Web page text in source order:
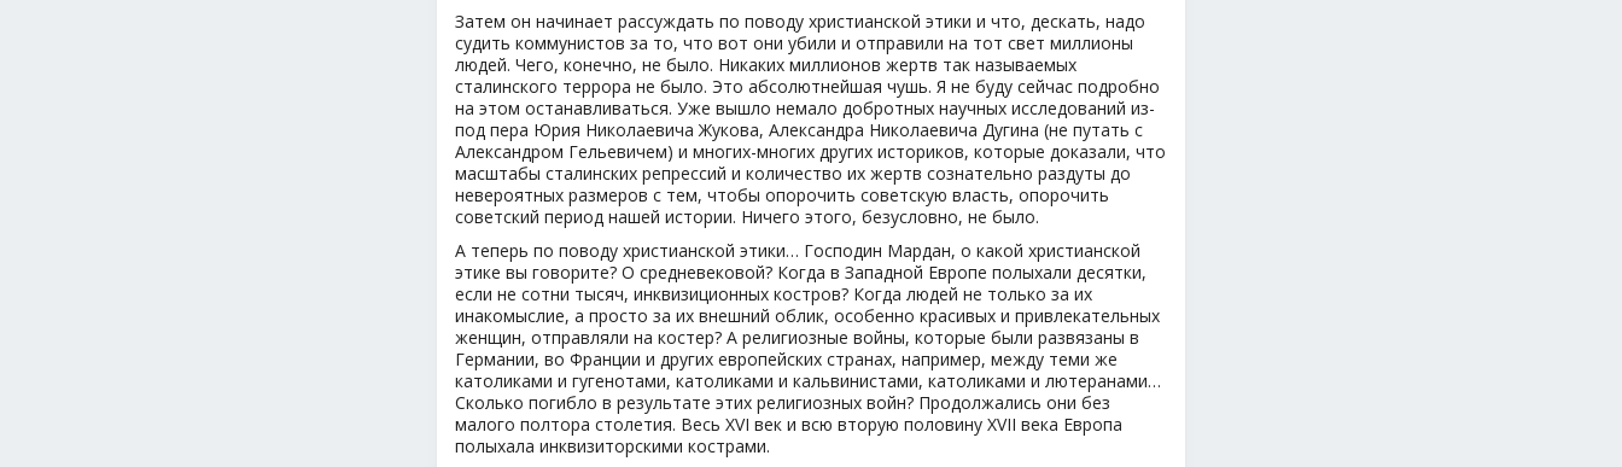
Затем он начинает рассуждать по поводу христианской этики и что, дескать, надо
судить коммунистов за то, что вот они убили и отправили на тот свет миллионы
людей. Чего, конечно, не было. Никаких миллионов жертв так называемых
сталинского террора не было. Это абсолютнейшая чушь. Я не буду сейчас подробно
на этом останавливаться. Уже вышло немало добротных научных исследований из-
под пера Юрия Николаевича Жукова, Александра Николаевича Дугина (не путать с
Александром Гельевичем) и многих-многих других историков, которые доказали, что
масштабы сталинских репрессий и количество их жертв сознательно раздуты до
невероятных размеров с тем, чтобы опорочить советскую власть, опорочить
советский период нашей истории. Ничего этого, безусловно, не было.
А теперь по поводу христианской этики… Господин Мардан, о какой христианской
этике вы говорите? О средневековой? Когда в Западной Европе полыхали десятки,
если не сотни тысяч, инквизиционных костров? Когда людей не только за их
инакомыслие, а просто за их внешний облик, особенно красивых и привлекательных
женщин, отправляли на костер? А религиозные войны, которые были развязаны в
Германии, во Франции и других европейских странах, например, между теми же
католиками и гугенотами, католиками и кальвинистами, католиками и лютеранами…
Сколько погибло в результате этих религиозных войн? Продолжались они без
малого полтора столетия. Весь XVI век и всю вторую половину XVII века Европа
полыхала инквизиторскими кострами.